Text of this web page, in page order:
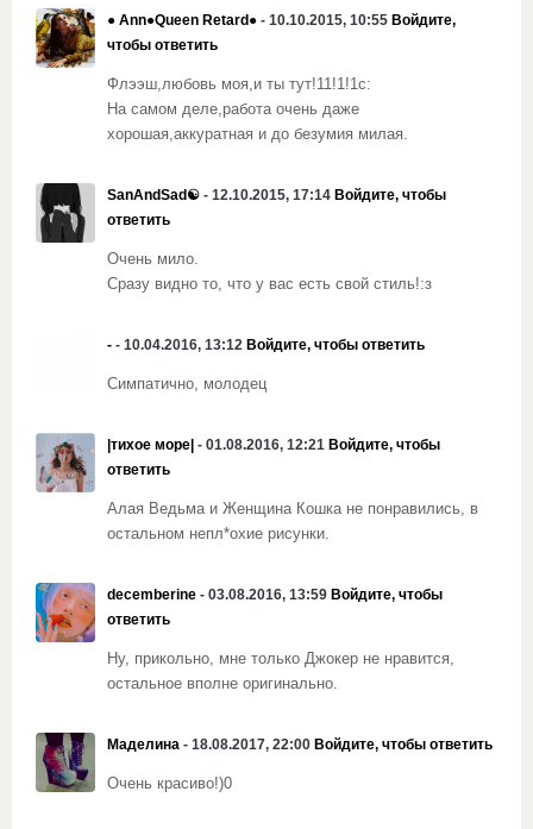
● Ann●Queen Retard● - 10.10.2015, 10:55 Войдите,
чтобы ответить
Флээш,любовь моя,и ты тут!11!1!1с:
На самом деле,работа очень даже
хорошая,аккуратная и до безумия милая.
SanAndSad☯ - 12.10.2015, 17:14 Войдите, чтобы
ответить
Очень мило.
Сразу видно то, что у вас есть свой стиль!:з
- - 10.04.2016, 13:12 Войдите, чтобы ответить
Симпатично, молодец
|тихое море| - 01.08.2016, 12:21 Войдите, чтобы
ответить
Алая Ведьма и Женщина Кошка не понравились, в
остальном непл*охие рисунки.
decemberine - 03.08.2016, 13:59 Войдите, чтобы
ответить
Ну, прикольно, мне только Джокер не нравится,
остальное вполне оригинально.
Маделина - 18.08.2017, 22:00 Войдите, чтобы ответить
Очень красиво!)0